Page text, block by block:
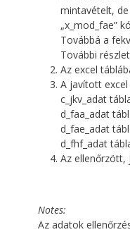
mintavételt,
„x_mod_fae”
Továbbá a
További
Az excel
A javított
c_jkv_adat
d_faa_adat
d_fae_adat
d_fhf_adat
Az ellenőrzött,
Notes
Az adatok